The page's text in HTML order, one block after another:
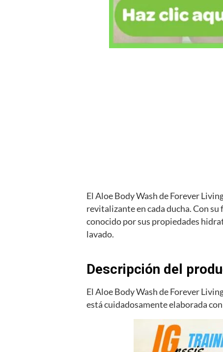
El Aloe Body Wash de Forever
revitalizante en cada ducha. Con
conocido por sus propiedades
lavado.
Descripción del
El Aloe Body Wash de Forever
está cuidadosamente elaborada